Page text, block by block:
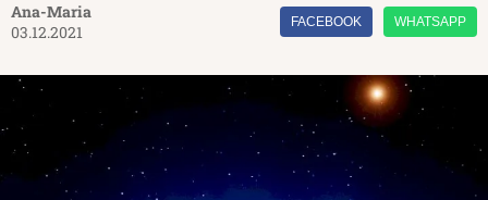
Ana-Maria
03.12.2021
FACEBOOK WHATSAPP